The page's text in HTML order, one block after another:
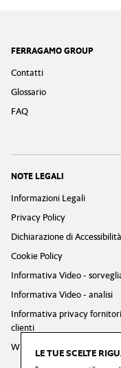
LE TUE SCELTE
Footer
FERRAGAMO GROUP
Contatti
Glossario
FAQ
NOTE LEGALI
Informazioni Legali
Privacy Policy
Dichiarazione di Accessibilità
Cookie Policy
Informativa Video -
Informativa Video - analisi
Informativa privacy
clienti
Whistleblowing Privacy Policy